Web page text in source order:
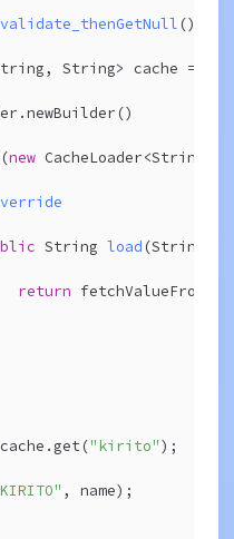
()
String> cache =
new CacheLoader<String,
String load (String
return
"kirito");
, name);